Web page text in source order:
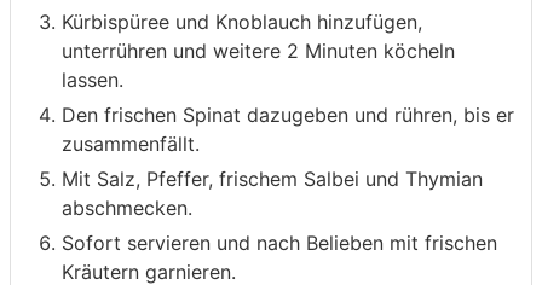
Kürbispüree und Knoblauch hinzufügen,
unterrühren und weitere 2 Minuten köcheln
lassen.
Den frischen Spinat dazugeben und rühren, bis er
zusammenfällt.
Mit Salz, Pfeffer, frischem Salbei und Thymian
abschmecken.
Sofort servieren und nach Belieben mit frischen
Kräutern garnieren.